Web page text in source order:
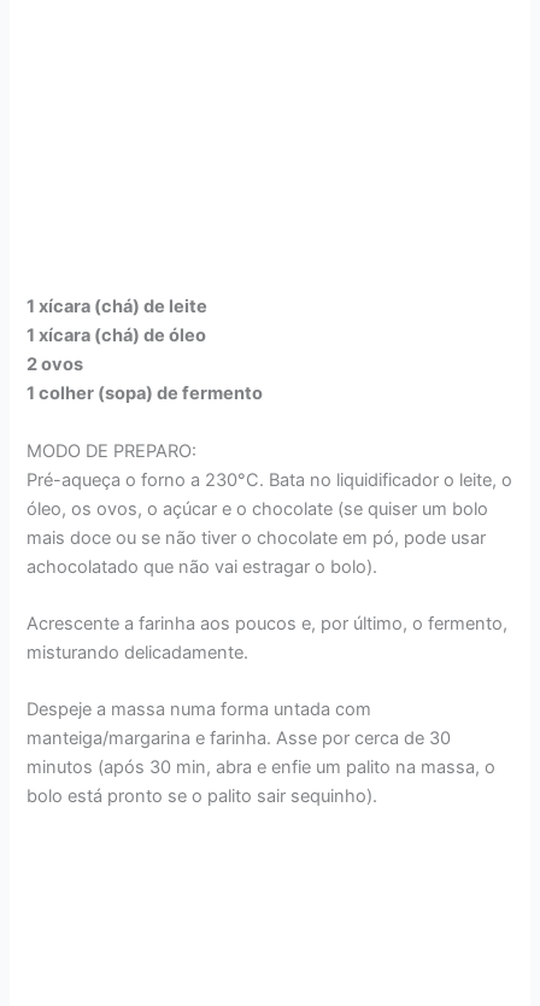
1 xícara (chá) de leite
1 xícara (chá) de óleo
2 ovos
1 colher (sopa) de fermento
MODO DE PREPARO:
Pré-aqueça o forno a 230°C. Bata no liquidificador o leite, o
óleo, os ovos, o açúcar e o chocolate (se quiser um bolo
mais doce ou se não tiver o chocolate em pó, pode usar
achocolatado que não vai estragar o bolo).
Acrescente a farinha aos poucos e, por último, o fermento,
misturando delicadamente.
Despeje a massa numa forma untada com
manteiga/margarina e farinha. Asse por cerca de 30
minutos (após 30 min, abra e enfie um palito na massa, o
bolo está pronto se o palito sair sequinho).